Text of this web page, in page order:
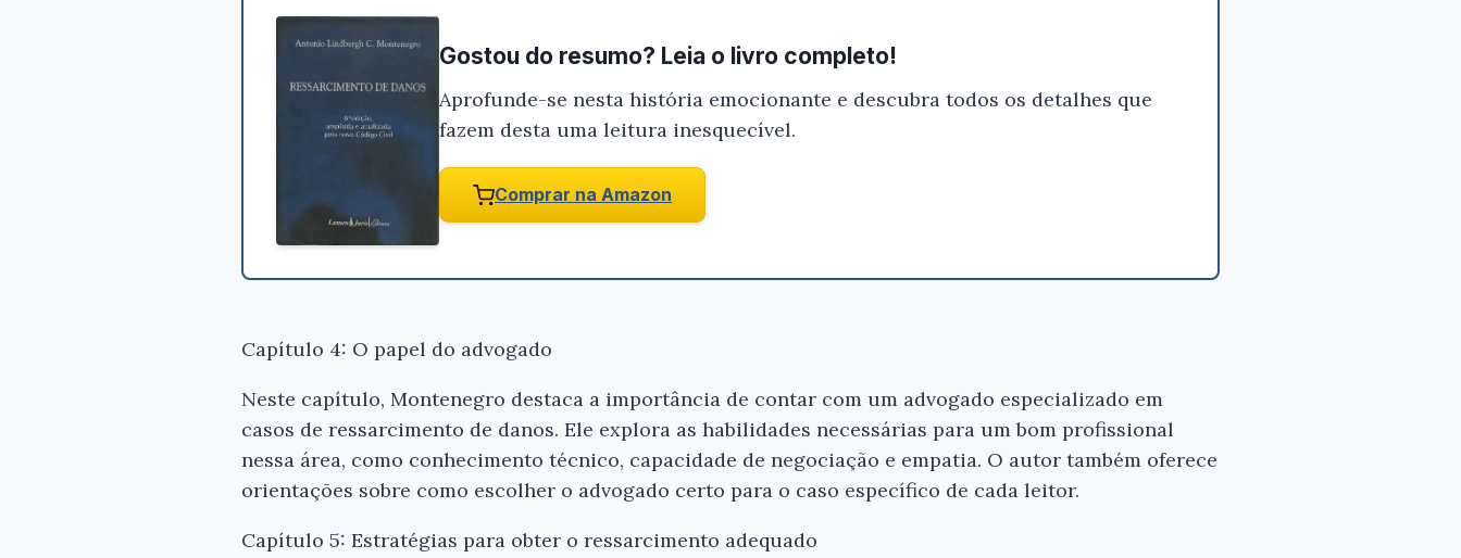
Gostou do resumo? Leia o livro completo!
Aprofunde-se nesta história emocionante e descubra todos os detalhes que
fazem desta uma leitura inesquecível.
Comprar na Amazon
Capítulo 4: O papel do advogado
Neste capítulo, Montenegro destaca a importância de contar com um advogado especializado em
casos de ressarcimento de danos. Ele explora as habilidades necessárias para um bom profissional
nessa área, como conhecimento técnico, capacidade de negociação e empatia. O autor também oferece
orientações sobre como escolher o advogado certo para o caso específico de cada leitor.
Capítulo 5: Estratégias para obter o ressarcimento adequado